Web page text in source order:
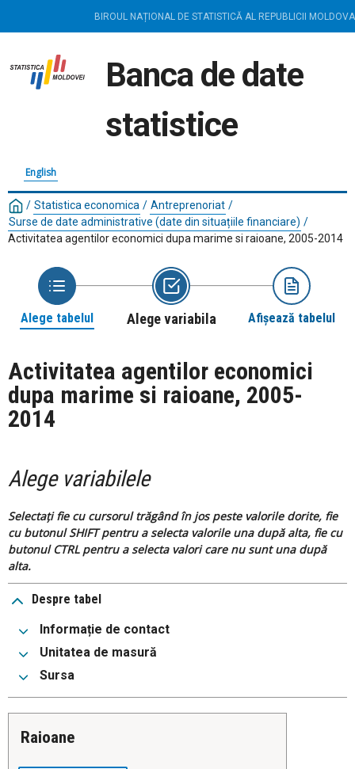
BIROUL NAȚIONAL DE STATISTICĂ AL REPUBLICII MOLDOVA
Banca de date
statistice
English
/ Statistica economica / Antreprenoriat /
Surse de date administrative (date din situațiile financiare) /
Activitatea agentilor economici dupa marime si raioane, 2005-2014
Alege tabelul Alege variabila Afișează tabelul
Activitatea agentilor economici
dupa marime si raioane, 2005-
2014
Alege variabilele
Selectați fie cu cursorul trăgând în jos peste valorile dorite, fie
cu butonul SHIFT pentru a selecta valorile una după alta, fie cu
butonul CTRL pentru a selecta valori care nu sunt una după
alta.
Despre tabel
Informație de contact
Unitatea de masură
Sursa
Raioane